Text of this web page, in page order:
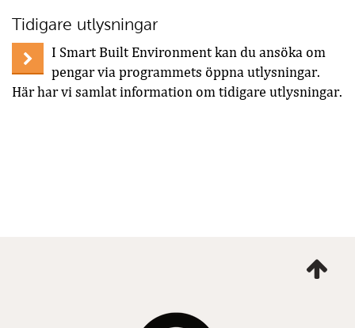
Tidigare utlysningar
I Smart Built Environment kan du ansöka om
pengar via programmets öppna utlysningar.
Här har vi samlat information om tidigare utlysningar.
mig